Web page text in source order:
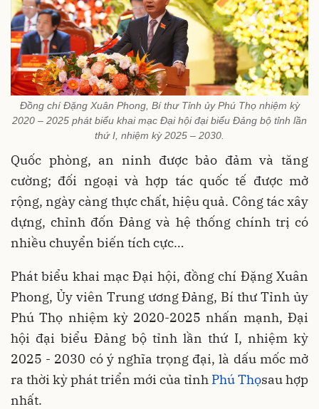
Đồng chí Đặng Xuân Phong, Bí thư Tỉnh ủy Phú Thọ nhiệm kỳ
2020 – 2025 phát biểu khai mạc Đại hội đại biểu Đảng bộ tỉnh lần
thứ I, nhiệm kỳ 2025 – 2030.
Quốc phòng, an ninh được bảo đảm và tăng
cường; đối ngoại và hợp tác quốc tế được mở
rộng, ngày càng thực chất, hiệu quả. Công tác xây
dựng, chỉnh đốn Đảng và hệ thống chính trị có
nhiều chuyển biến tích cực…
Phát biểu khai mạc Đại hội, đồng chí Đặng Xuân
Phong, Ủy viên Trung ương Đảng, Bí thư Tỉnh ủy
Phú Thọ nhiệm kỳ 2020-2025 nhấn mạnh, Đại
hội đại biểu Đảng bộ tỉnh lần thứ I, nhiệm kỳ
2025 - 2030 có ý nghĩa trọng đại, là dấu mốc mở
ra thời kỳ phát triển mới của tỉnh Phú Thọsau hợp
nhất.